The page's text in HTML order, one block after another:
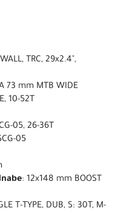
TRC, 29x2.4",
73 mm MTB WIDE
10-52T
05, 26-36T
05
: 12x148 mm BOOST
T-TYPE, DUB, S: 30T, M-